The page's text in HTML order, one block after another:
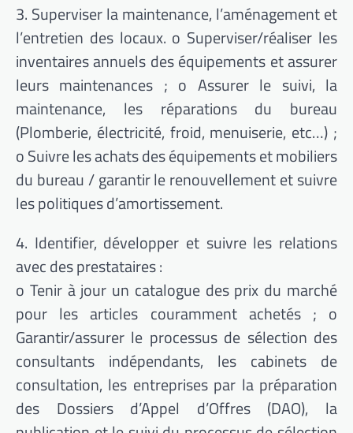
3. Superviser la maintenance, l’aménagement et
l’entretien des locaux. o Superviser/réaliser les
inventaires annuels des équipements et assurer
leurs maintenances ; o Assurer le suivi, la
maintenance, les réparations du bureau
(Plomberie, électricité, froid, menuiserie, etc…) ;
o Suivre les achats des équipements et mobiliers
du bureau / garantir le renouvellement et suivre
les politiques d’amortissement.
4. Identifier, développer et suivre les relations
avec des prestataires :
o Tenir à jour un catalogue des prix du marché
pour les articles couramment achetés ; o
Garantir/assurer le processus de sélection des
consultants indépendants, les cabinets de
consultation, les entreprises par la préparation
des Dossiers d’Appel d’Offres (DAO), la